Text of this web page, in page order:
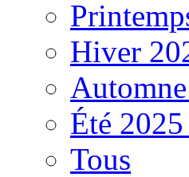
Hiver
Été
Tous